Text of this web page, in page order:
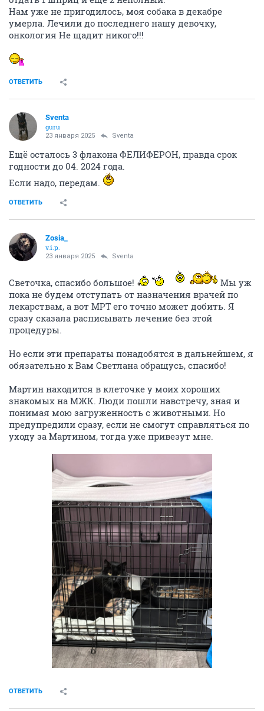
Zosia_
и врачи рекомендуют. Необходимо небольшое
пространство, мягкая лежанка, покой, ну и если сам
не будет делать маленькие дела, отводить мочу.
Прогнозы не очень по Мартину, уход пока как за
спинальником
ОТВЕТИТЬ
O
OlgaM123
activist
22 января 2025
хозяева не озвучили причину такого состояния?
ОТВЕТИТЬ
Zosia_
v.i.p.
22 января 2025 OlgaM123
Ох, Оленька, пока дали рекомендации по лечению из
Титова, а потом в БЭСТе у Козлова Е.М.
По-хорошему нужно делать МРТ, но цена на него
Но мои врачи говорят что у него гематокрит по
анализам низковатый. Нужно ещё сдавать кровь и на
лейкоз. Говорят, что лейкоз может дать такое
осложнение.
Sventa
guru
23 января 2025
Наташа, у меня у мамы так с кошкой было. Лапы
стала волочить, обследовали и ЛЕЙКОЗ выскочил.
Перестала кушать, плакала и пришлось усыпить. Не
торопитесь на МРТ, если лейкоза не будет, можно
пробное лечение попробовать у того же хирурга.
Не боги горшки обжигают, врачи тоже могут
ошибаться!!!
Если надо будет ЭРИТРОПОЭТИН для котика, могу
отдать 1 шприц и ещё 2 неполный.
Нам уже не пригодилось, моя собака в декабре
умерла. Лечили до последнего нашу девочку,
онкология Не щадит никого!!!
ОТВЕТИТЬ